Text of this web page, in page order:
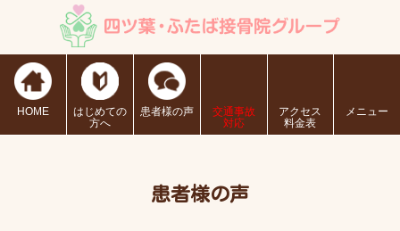
HOME
はじめての
方へ
患者様の声
交通事故
対応
アクセス
料金表
メニュー
患者様の声